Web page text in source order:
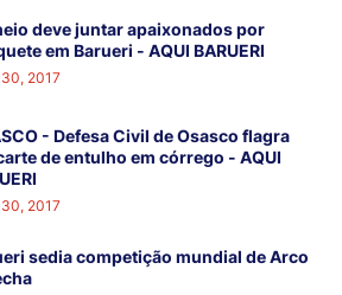
deve juntar apaixonados por
em Barueri - AQUI BARUERI
2017
- Defesa Civil de Osasco flagra
de entulho em córrego - AQUI
2017
sedia competição mundial de Arco